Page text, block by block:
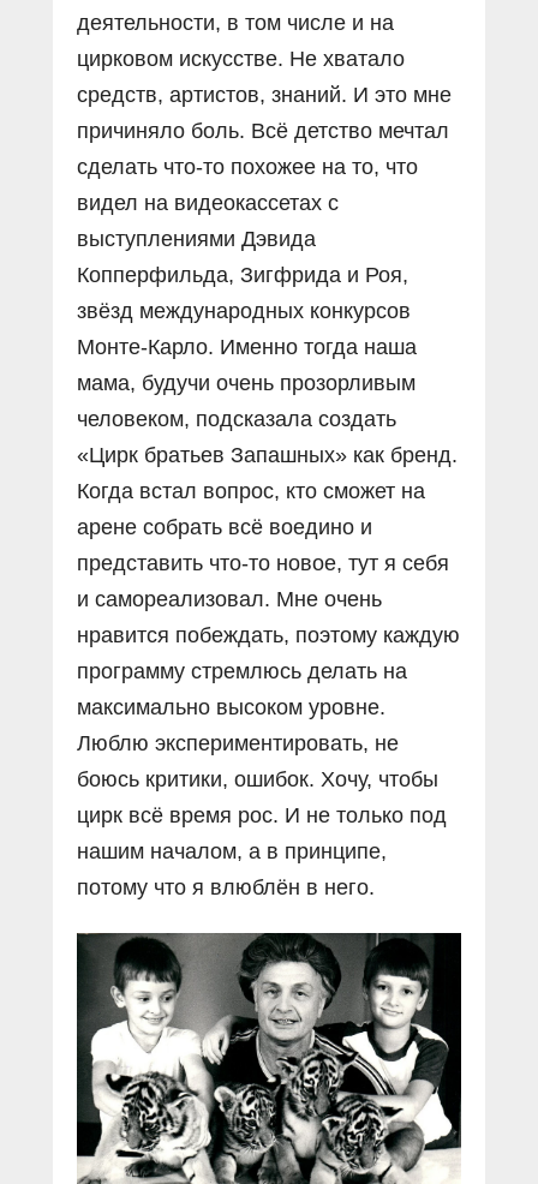
деятельности, в том числе и на
цирковом искусстве. Не хватало
средств, артистов, знаний. И это мне
причиняло боль. Всё детство мечтал
сделать что-то похожее на то, что
видел на видеокассетах с
выступлениями Дэвида
Копперфильда, Зигфрида и Роя,
звёзд международных конкурсов
Монте-Карло. Именно тогда наша
мама, будучи очень прозорливым
человеком, подсказала создать
«Цирк братьев Запашных» как бренд.
Когда встал вопрос, кто сможет на
арене собрать всё воедино и
представить что-то новое, тут я себя
и самореализовал. Мне очень
нравится побеждать, поэтому каждую
программу стремлюсь делать на
максимально высоком уровне.
Люблю экспериментировать, не
боюсь критики, ошибок. Хочу, чтобы
цирк всё время рос. И не только под
нашим началом, а в принципе,
потому что я влюблён в него.